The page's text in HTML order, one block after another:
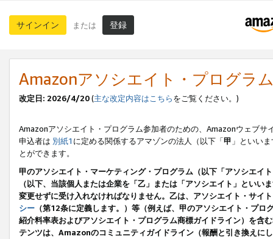
サインイン または 登録
Amazonアソシエイト・プログラ
改定日: 2026/4/20(主な改定内容はこちらをご覧ください。)
Amazonアソシエイト・プログラム参加者のための、Amazonウェブサ
申込者は 別紙1 に定める関係するアマゾンの法人（以下「甲 」といい
とができます。
甲のアソシエイト・マーケティング・プログラム（以下「アソシエイ
（以下、当該個人または企業を「乙」または「アソシエイト」とい
変更せずに受け入れなければなりません。乙は、アソシエイト・サイ
シー （第12条に定義します。）等（例えば、甲のアソシエイト・プ
紹介料率表およびアソシエイト・プログラム商標ガイドライン）を
テンツは、Amazonのコミュニティガイドライン（報酬と引き換えに